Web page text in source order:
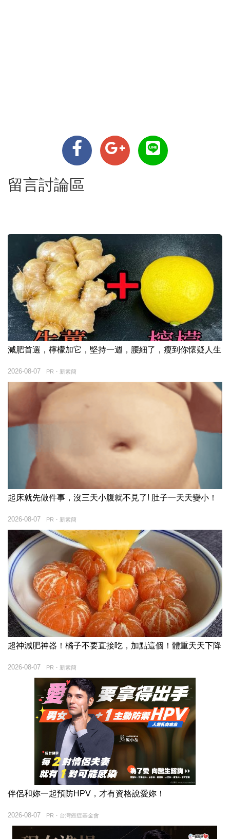
留言討論區
減肥首選，檸檬加它，堅持一週，腰細了，瘦到你懷疑人生
PR・新素簡
2026-08-07
起床就先做件事，沒三天小腹就不見了! 肚子一天天變小！
PR・新素簡
2026-08-07
超神減肥神器！橘子不要直接吃，加點這個！體重天天下降
PR・新素簡
2026-08-07
伴侶和妳一起預防HPV，才有資格說愛妳！
PR・台灣癌症基金會
2026-08-07